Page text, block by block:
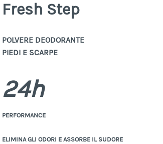
€9,10.
Fresh Step
POLVERE DEODORANTE
PIEDI E SCARPE
24h
PERFORMANCE
ELIMINA GLI ODORI E ASSORBE IL SUDORE